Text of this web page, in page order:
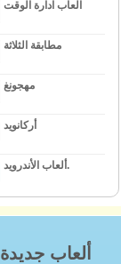
العاب ادارة الوقت
مطابقة الثلاثة
مهجونغ
أركانويد
ألعاب الأندرويد.
ألعاب جديدة